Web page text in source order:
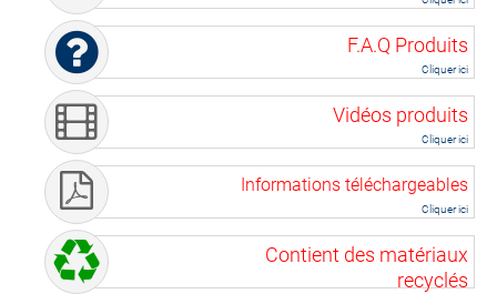
F.A.Q Produits
Cliquer ici
Vidéos produits
Cliquer ici
Informations téléchargeables
Cliquer ici
Contient des matériaux
recyclés